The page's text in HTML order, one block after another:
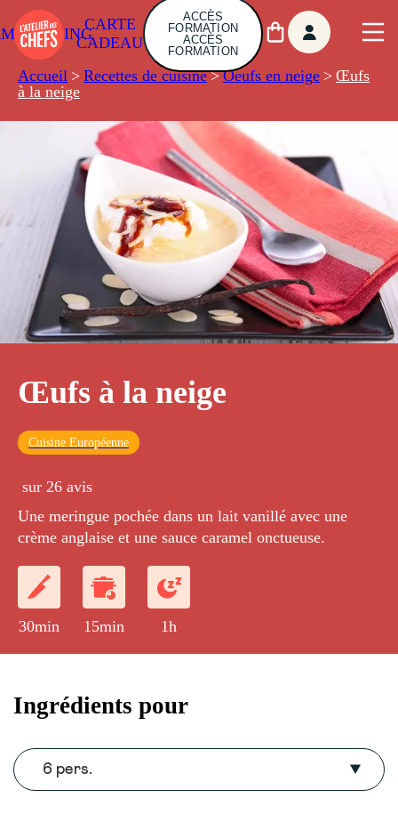
CARTE
CADEAU
ACCÈS
FORMATION
ACCÈS
FORMATION
Accueil > Recettes de cuisine > Oeufs en neige > Œufs
à la neige
Œufs à la neige
Cuisine Européenne
sur 26 avis
Une meringue pochée dans un lait vanillé avec une
crème anglaise et une sauce caramel onctueuse.
30min 15min 1h
Ingrédients pour
6 pers.